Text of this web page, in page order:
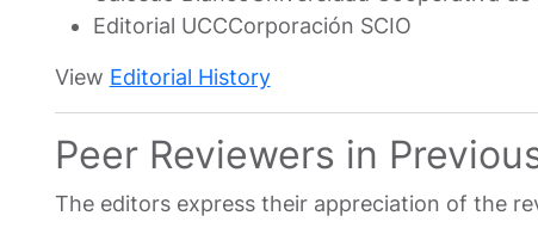
Editorial UCCCorporación SCIO
View Editorial History
Peer Reviewers in
The editors express their appreciation of the